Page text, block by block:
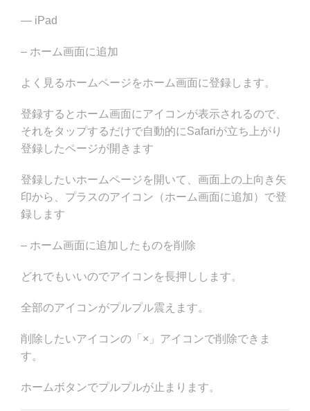
— iPad
– ホーム画面に追加
よく見るホームページをホーム画面に登録します。
登録するとホーム画面にアイコンが表示されるので、
それをタップするだけで自動的にSafariが立ち上がり
登録したページが開きます
登録したいホームページを開いて、画面上の上向き矢
印から、プラスのアイコン（ホーム画面に追加）で登
録します
– ホーム画面に追加したものを削除
どれでもいいのでアイコンを長押しします。
全部のアイコンがプルプル震えます。
削除したいアイコンの「×」アイコンで削除できま
す。
ホームボタンでプルプルが止まります。